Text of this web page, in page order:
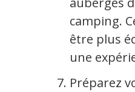
camping.
être plus
une
Préparez